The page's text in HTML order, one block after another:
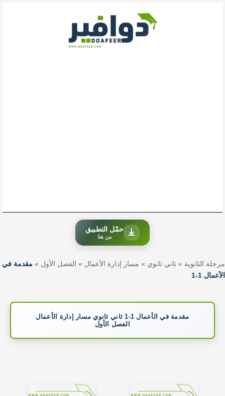
حمّل التطبيق
من هنا
مرحلة الثانوية » ثاني ثانوي » مسار إدارة الأعمال » الفصل الأول » مقدمة في
الأعمال 1-1
مقدمة في الأعمال 1-1 ثاني ثانوي مسار إدارة الأعمال
الفصل الأول